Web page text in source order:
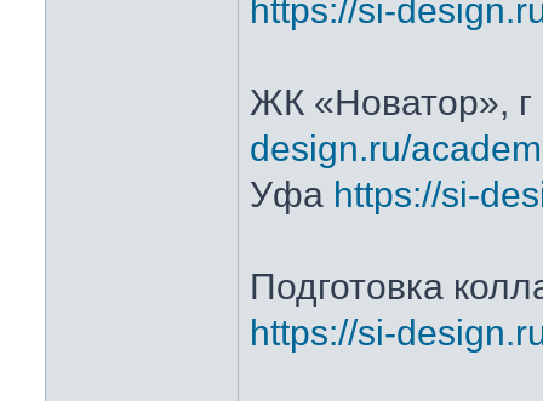
https://si-
ЖК «Новатор», г
design.ru/
Уфа https://si-
Подготовка
https://si-